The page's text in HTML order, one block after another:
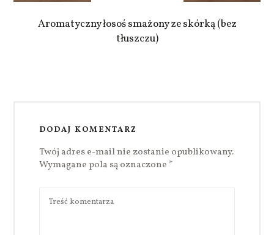
Aromatyczny łosoś smażony ze skórką (bez
tłuszczu)
DODAJ KOMENTARZ
Twój adres e-mail nie zostanie opublikowany.
Wymagane pola są oznaczone *